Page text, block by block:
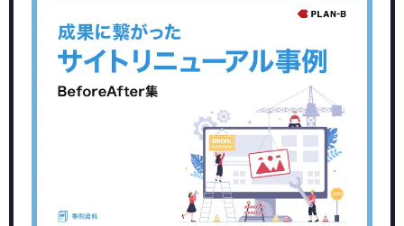
⑦作成したホームページデータをアップロードする
⑧運用開始後も不具合がないか気を配る
ホームページ作成依頼に向けた事前準備
ホームページのターゲット層を決める
自社の特色や強みを考える
予算や期間を明確にする
安いだけで依頼はNG！ 最適な依頼先の選び方